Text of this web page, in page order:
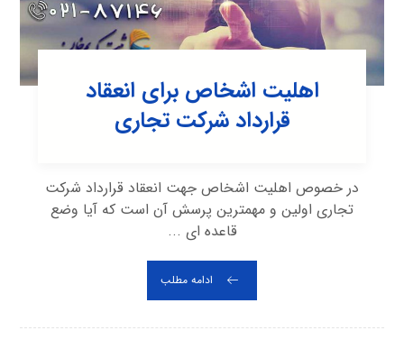
اهلیت اشخاص برای انعقاد
قرارداد شرکت تجاری
در خصوص اهلیت اشخاص جهت انعقاد قرارداد شرکت
تجاری اولین و مهمترین پرسش آن است که آیا وضع
قاعده ای ...
ادامه مطلب